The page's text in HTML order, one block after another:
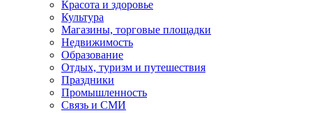
Красота и здоровье
Культура
Магазины, торговые площадки
Недвижимость
Образование
Отдых, туризм и путешествия
Праздники
Промышленность
Связь и СМИ